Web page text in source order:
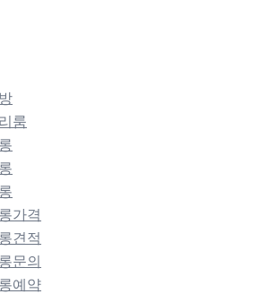
룸
가격
견적
문의
예약